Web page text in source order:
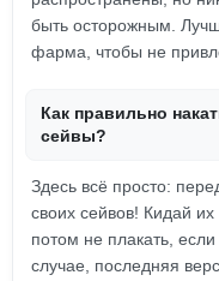
быть осторожным.
фарма, чтобы не
Как правильно
сейвы?
Здесь всё просто:
своих сейвов! Кидай
потом не плакать,
случае, последняя